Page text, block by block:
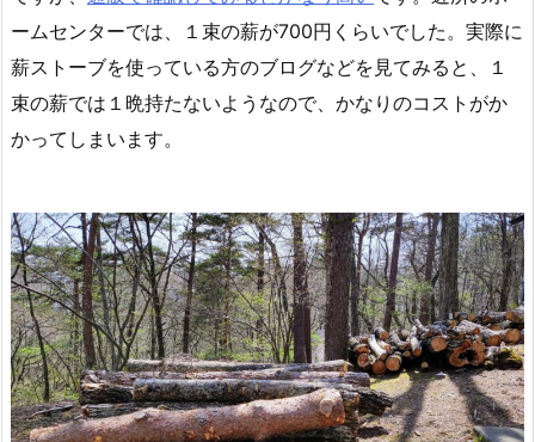
ームセンターでは、１束の薪が700円くらいでした。実際に
薪ストーブを使っている方のブログなどを見てみると、１
束の薪では１晩持たないようなので、かなりのコストがか
かってしまいます。